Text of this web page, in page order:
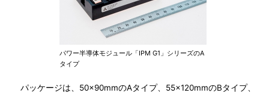
パワー半導体モジュール「IPM G1」シリーズのA
タイプ
パッケージは、50×90mmのAタイプ、55×120mmのBタイプ、